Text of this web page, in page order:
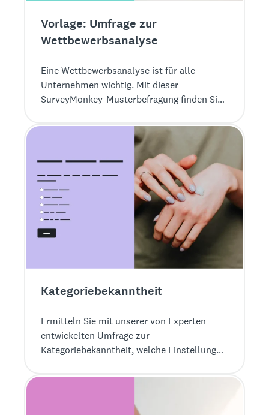
Vorlage: Umfrage zur
Wettbewerbsanalyse
Eine Wettbewerbsanalyse ist für alle
Unternehmen wichtig. Mit dieser
SurveyMonkey-Musterbefragung finden Sie
ist.
Kategoriebekanntheit
Ermitteln Sie mit unserer von Experten
entwickelten Umfrage zur
Kategoriebekanntheit, welche Einstellung
Produktkategorie haben. Sie erfahren auch,
Verbraucher zuerst denken und wie sich die